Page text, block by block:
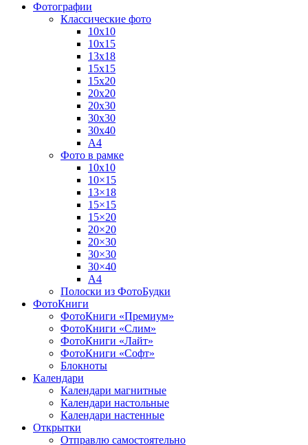
Фотографии
Классические фото
10х10
10х15
13х18
15х15
15х20
20х20
20х30
30х30
30х40
А4
Фото в рамке
10х10
10×15
13×18
15×15
15×20
20×20
20×30
30×30
30×40
A4
Полоски из ФотоБудки
ФотоКниги
ФотоКниги «Премиум»
ФотоКниги «Слим»
ФотоКниги «Лайт»
ФотоКниги «Софт»
Блокноты
Календари
Календари магнитные
Календари настольные
Календари настенные
Открытки
Отправлю самостоятельно